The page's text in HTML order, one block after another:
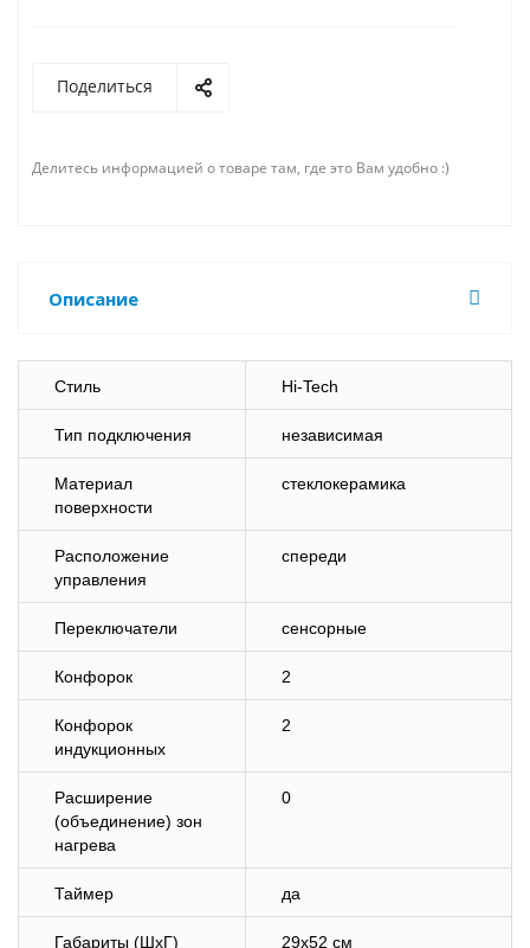
Поделиться
Делитесь информацией о товаре там, где это Вам удобно :)
Описание
Стиль Hi-Tech
Тип подключения независимая
Материал
поверхности
стеклокерамика
Расположение
управления
спереди
Переключатели сенсорные
Конфорок 2
Конфорок
индукционных
2
Расширение
(объединение) зон
нагрева
0
Таймер да
Габариты (ШхГ) 29х52 см